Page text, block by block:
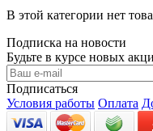
В этой категории нет
Подписка на новости
Будьте в курсе новых
Подписаться
Условия работы Оплата